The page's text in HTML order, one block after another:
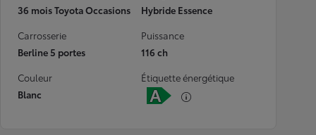
36 mois Toyota Occasions
Hybride Essence
Carrosserie
Berline 5 portes
Puissance
116 ch
Couleur
Blanc
Étiquette énergétique